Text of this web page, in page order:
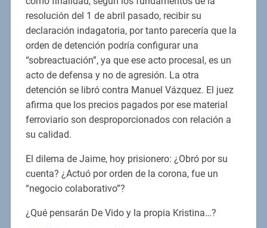
resolución del 1 de abril pasado, recibir su
declaración indagatoria, por tanto parecería que la
orden de detención podría configurar una
“sobreactuación”, ya que ese acto procesal, es un
acto de defensa y no de agresión. La otra
detención se libró contra Manuel Vázquez. El juez
afirma que los precios pagados por ese material
ferroviario son desproporcionados con relación a
su calidad.
El dilema de Jaime, hoy prisionero: ¿Obró por su
cuenta? ¿Actuó por orden de la corona, fue un
“negocio colaborativo”?
¿Qué pensarán De Vido y la propia Kristina…?